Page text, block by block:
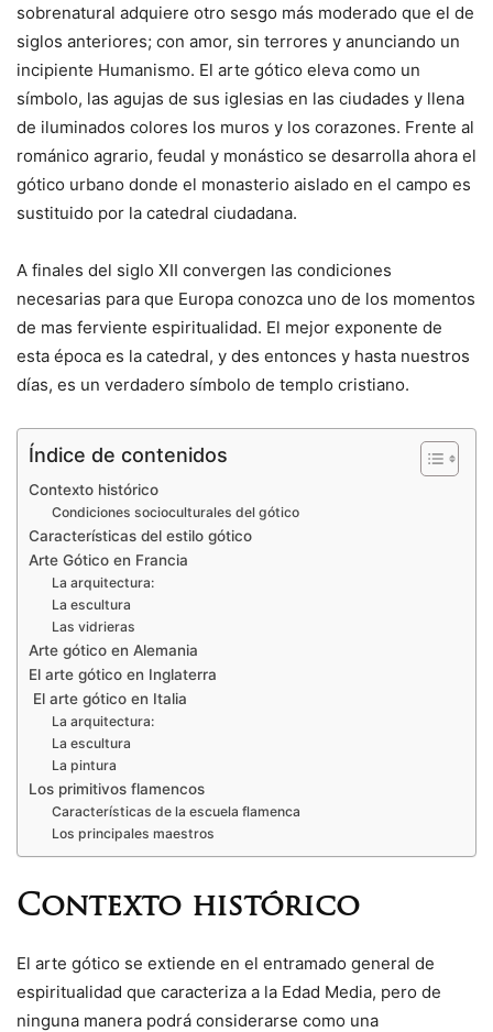
sobrenatural adquiere otro sesgo más moderado que el de
siglos anteriores; con amor, sin terrores y anunciando un
incipiente Humanismo. El arte gótico eleva como un
símbolo, las agujas de sus iglesias en las ciudades y llena
de iluminados colores los muros y los corazones. Frente al
románico agrario, feudal y monástico se desarrolla ahora el
gótico urbano donde el monasterio aislado en el campo es
sustituido por la catedral ciudadana.
A finales del siglo XII convergen las condiciones
necesarias para que Europa conozca uno de los momentos
de mas ferviente espiritualidad. El mejor exponente de
esta época es la catedral, y des entonces y hasta nuestros
días, es un verdadero símbolo de templo cristiano.
Índice de contenidos
Contexto histórico
Condiciones socioculturales del gótico
Características del estilo gótico
Arte Gótico en Francia
La arquitectura:
La escultura
Las vidrieras
Arte gótico en Alemania
El arte gótico en Inglaterra
El arte gótico en Italia
La arquitectura:
La escultura
La pintura
Los primitivos flamencos
Características de la escuela flamenca
Los principales maestros
Contexto histórico
El arte gótico se extiende en el entramado general de
espiritualidad que caracteriza a la Edad Media, pero de
ninguna manera podrá considerarse como una